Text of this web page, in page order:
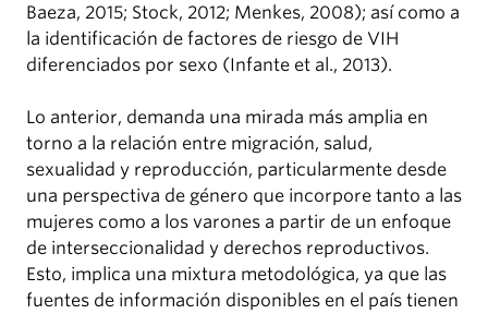
Baeza, 2015; Stock, 2012; Menkes, 2008); así como a
la identificación de factores de riesgo de VIH
diferenciados por sexo (Infante et al., 2013).
Lo anterior, demanda una mirada más amplia en
torno a la relación entre migración, salud,
sexualidad y reproducción, particularmente desde
una perspectiva de género que incorpore tanto a las
mujeres como a los varones a partir de un enfoque
de interseccionalidad y derechos reproductivos.
Esto, implica una mixtura metodológica, ya que las
fuentes de información disponibles en el país tienen